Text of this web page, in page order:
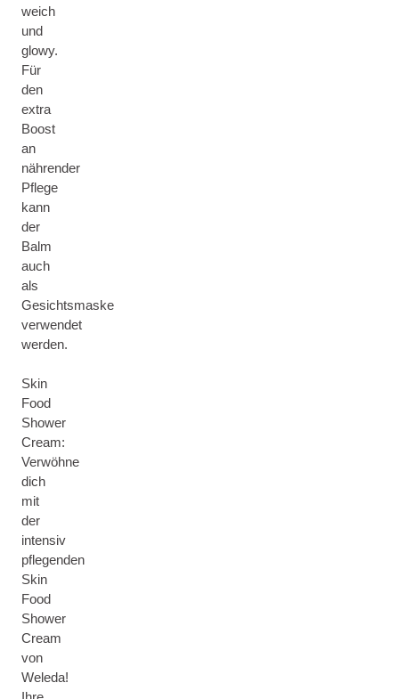
weich
und
glowy.
Für
den
extra
Boost
an
nährender
Pflege
kann
der
Balm
auch
als
Gesichtsmaske
verwendet
werden.
Skin
Food
Shower
Cream:
Verwöhne
dich
mit
der
intensiv
pflegenden
Skin
Food
Shower
Cream
von
Weleda!